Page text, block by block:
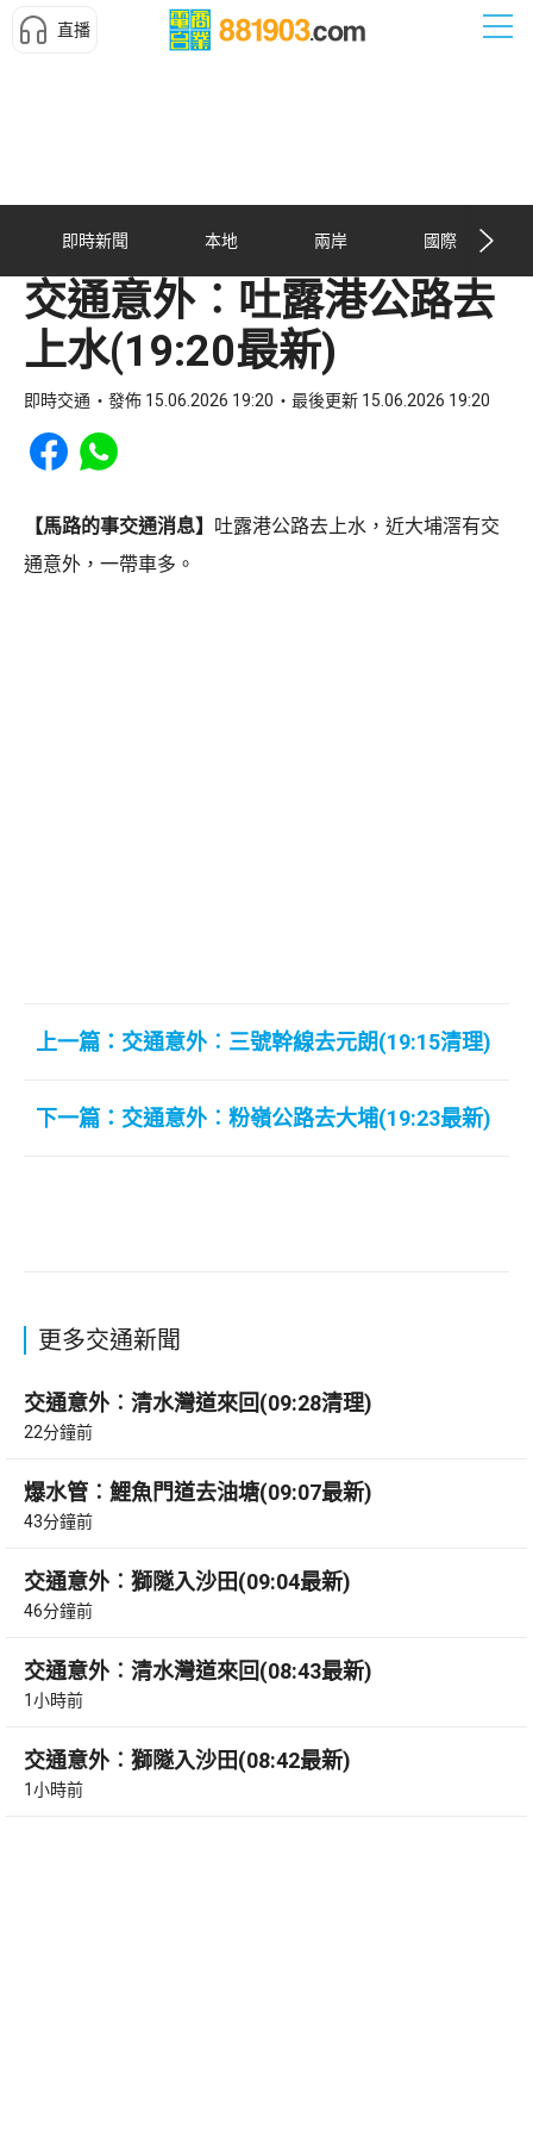
直播
即時新聞 本地 兩岸 國際
交通意外︰吐露港公路去
上水(19:20最新)
即時交通 發佈 15.06.2026 19:20 最後更新 15.06.2026 19:20
Share to Facebook
Share to WhatsApp
【馬路的事交通消息】 吐露港公路去上水，近大埔滘有交
通意外，一帶車多。
上一篇：交通意外︰三號幹線去元朗(19:15清理)
下一篇：交通意外︰粉嶺公路去大埔(19:23最新)
更多交通新聞
交通意外︰清水灣道來回(09:28清理)
22分鐘前
爆水管︰鯉魚門道去油塘(09:07最新)
43分鐘前
交通意外︰獅隧入沙田(09:04最新)
46分鐘前
交通意外︰清水灣道來回(08:43最新)
1小時前
交通意外︰獅隧入沙田(08:42最新)
1小時前